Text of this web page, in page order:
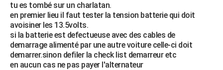
tu es tombé sur un charlatan.
en premier lieu il faut tester la tension batterie qui doit
avoisiner les 13.5volts.
si la batterie est defectueuse avec des cables de
demarrage alimenté par une autre voiture celle-ci doit
demarrer.sinon defiler la check list demarreur etc
en aucun cas ne pas payer l'alternateur